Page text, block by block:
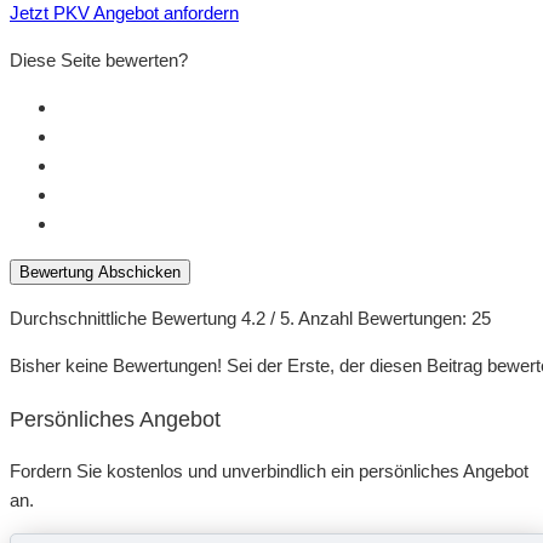
Jetzt PKV Angebot anfordern
Diese Seite bewerten?
Bewertung Abschicken
Durchschnittliche Bewertung 4.2 / 5. Anzahl Bewertungen: 25
Bisher keine Bewertungen! Sei der Erste, der diesen Beitrag
Persönliches Angebot
Fordern Sie kostenlos und unverbindlich ein persönliches Angebot
an.